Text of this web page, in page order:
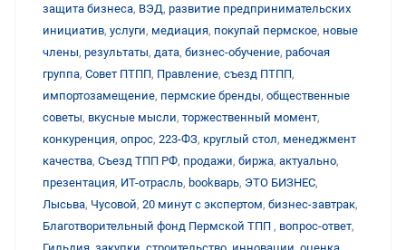
защита бизнеса, ВЭД, развитие предпринимательских
инициатив, услуги, медиация, покупай пермское, новые
члены, результаты, дата, бизнес-обучение, рабочая
группа, Совет ПТПП, Правление, съезд ПТПП,
импортозамещение, пермские бренды, общественные
советы, вкусные мысли, торжественный момент,
конкуренция, опрос, 223-ФЗ, круглый стол, менеджмент
качества, Съезд ТПП РФ, продажи, биржа, актуально,
презентация, ИТ-отрасль, bookварь, ЭТО БИЗНЕС,
Лысьва, Чусовой, 20 минут с экспертом, бизнес-завтрак,
Благотворительный фонд Пермской ТПП , вопрос-ответ,